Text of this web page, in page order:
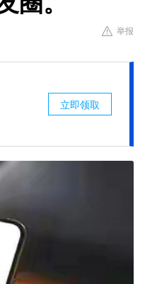
举报
立即领取